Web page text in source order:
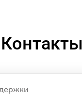
Контакты